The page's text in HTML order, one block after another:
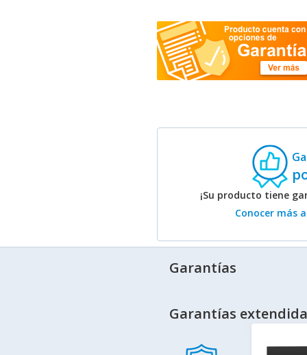
¡Su producto tiene
Conocer más
Garantías
Garantías